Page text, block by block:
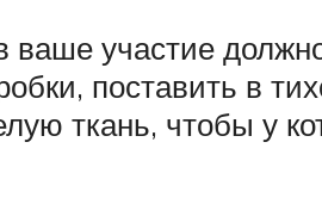
участие
поставить в
ткань, чтобы у